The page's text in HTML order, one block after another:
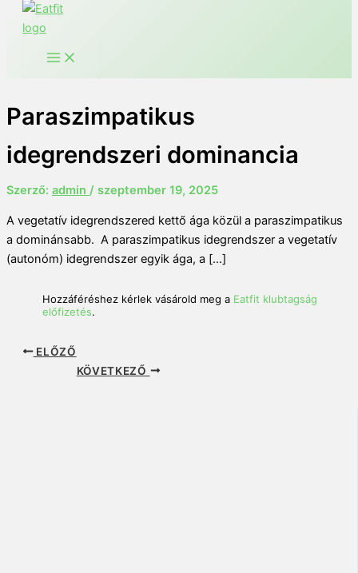
Paraszimpatikus
idegrendszeri dominancia
Szerző: admin / szeptember 19, 2025
A vegetatív idegrendszered kettő ága közül a paraszimpatikus
a dominánsabb. A paraszimpatikus idegrendszer a vegetatív
(autonóm) idegrendszer egyik ága, a […]
Hozzáféréshez kérlek vásárold meg a Eatfit klubtagság
előfizetés.
ELŐZŐ
KÖVETKEZŐ